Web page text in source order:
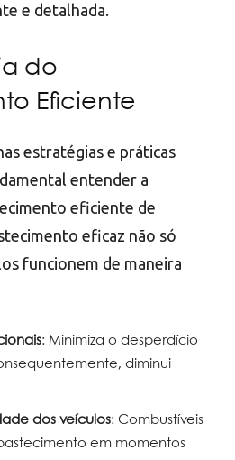
e detalhada.
do
Eficiente
estratégias e práticas
entender a
eficiente de
eficaz não só
funcionem de maneira
: Minimiza o desperdício
diminui
dos veículos: Combustíveis
em momentos